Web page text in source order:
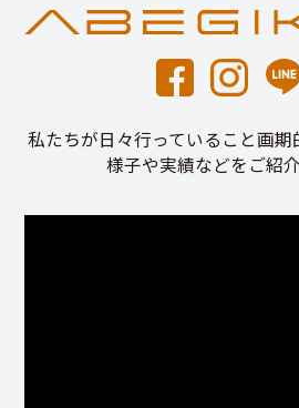
私たちが日々行っていること画
様子や実績などをご紹